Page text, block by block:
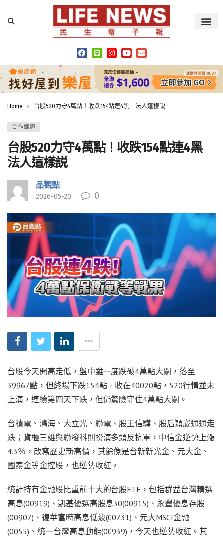
Home 台股520力守4萬點！收跌154點連4黑 法人這樣説
合作媒體
台股520力守4萬點！收跌154點連4黑
法人這樣説
品觀點
2026-05-20 0
台股今天開高走低，盤中雖一度跌破4萬點大關，落至
39967點，但終場下跌154點，收在40020點，520行情並未
上演，連續第四天下跌，但仍驚險守住4萬點大關。
台積電、鴻海、大立光、聯電、股王信驊、股后穎崴通通走
跌；貨櫃三雄與聯發科則扮演多頭反抗軍，中信金逆勢上漲
4.3％，改寫歷史新高價，其餘像是台新新光金、元大金、
國泰金等金控股，也逆勢收紅。
統計持有金融股比重前十大的台股ETF，包括群益台灣精選
高息(00919)、凱基優選高股息30(00915)、永豐優息存股
(00907)、復華富時高息低波(00731)、元大MSCI金融
(0055)、統一台灣高息動能(00939)，今天也逆勢收紅。其